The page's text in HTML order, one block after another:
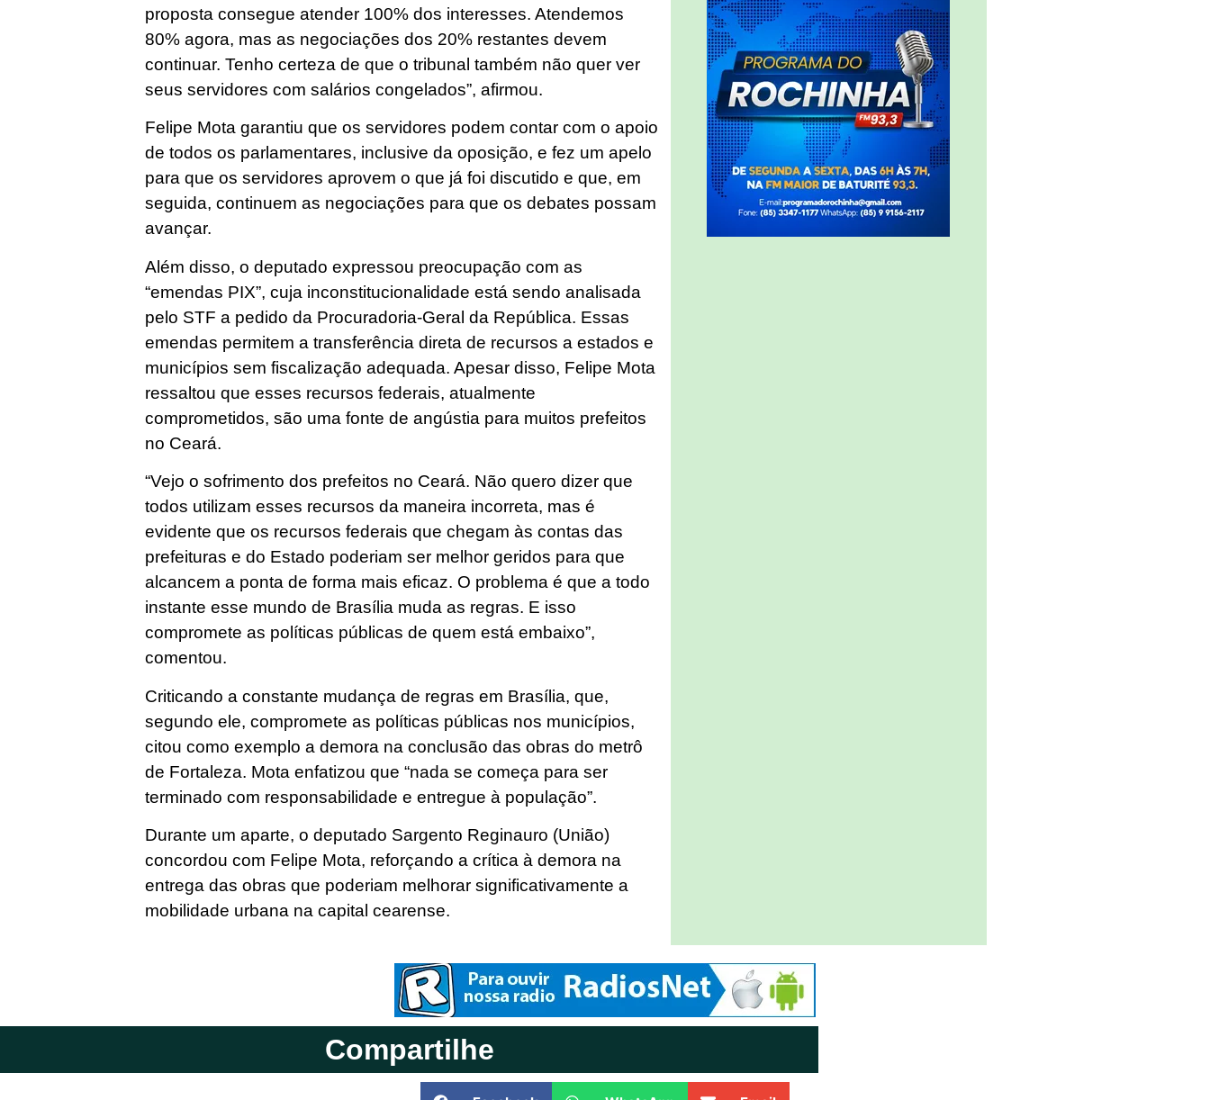
proposta consegue atender 100% dos interesses. Atendemos
80% agora, mas as negociações dos 20% restantes devem
continuar. Tenho certeza de que o tribunal também não quer ver
seus servidores com salários congelados”, afirmou.
Felipe Mota garantiu que os servidores podem contar com o apoio
de todos os parlamentares, inclusive da oposição, e fez um apelo
para que os servidores aprovem o que já foi discutido e que, em
seguida, continuem as negociações para que os debates possam
avançar.
Além disso, o deputado expressou preocupação com as
“emendas PIX”, cuja inconstitucionalidade está sendo analisada
pelo STF a pedido da Procuradoria-Geral da República. Essas
emendas permitem a transferência direta de recursos a estados e
municípios sem fiscalização adequada. Apesar disso, Felipe Mota
ressaltou que esses recursos federais, atualmente
comprometidos, são uma fonte de angústia para muitos prefeitos
no Ceará.
“Vejo o sofrimento dos prefeitos no Ceará. Não quero dizer que
todos utilizam esses recursos da maneira incorreta, mas é
evidente que os recursos federais que chegam às contas das
prefeituras e do Estado poderiam ser melhor geridos para que
alcancem a ponta de forma mais eficaz. O problema é que a todo
instante esse mundo de Brasília muda as regras. E isso
compromete as políticas públicas de quem está embaixo”,
comentou.
Criticando a constante mudança de regras em Brasília, que,
segundo ele, compromete as políticas públicas nos municípios,
citou como exemplo a demora na conclusão das obras do metrô
de Fortaleza. Mota enfatizou que “nada se começa para ser
terminado com responsabilidade e entregue à população”.
Durante um aparte, o deputado Sargento Reginauro (União)
concordou com Felipe Mota, reforçando a crítica à demora na
entrega das obras que poderiam melhorar significativamente a
mobilidade urbana na capital cearense.
Compartilhe